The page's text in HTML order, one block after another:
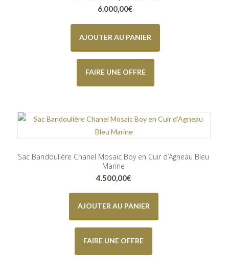
6.000,00€
AJOUTER AU PANIER
FAIRE UNE OFFRE
Sac Bandoulière Chanel Mosaic Boy en Cuir d’Agneau Bleu
Marine
4.500,00€
AJOUTER AU PANIER
FAIRE UNE OFFRE